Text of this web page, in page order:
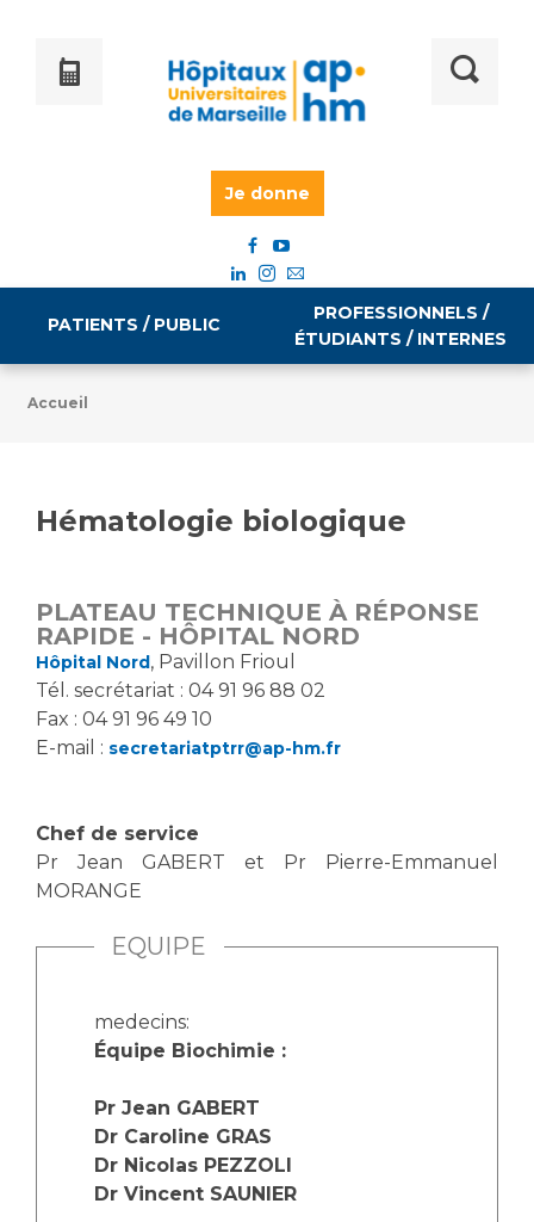
Je donne
PATIENTS / PUBLIC
Tarifs
Vous allez être hospitalisé(e)
Vous avez un examen d'imagerie ou de radiologie
à réaliser
Vous avez une analyse à réaliser
Vous venez en consultation
myaphm, votre espace santé en ligne
Vivre ensemble à l'hôpital
Culture à l'hôpital
Les associations
Livret d'accueil
Transports sanitaires
Vos droits, vos devoirs
PROFESSIONNELS /
ÉTUDIANTS / INTERNES
Emploi / formation
Emplois administratifs
Emplois médicaux
Espace Formation
Étudiants hospitaliers
Emplois techniques et médico-techniques
Emplois socio-éducatifs
Statuts
Stages paramédicaux
La recherche clinique à l'AP-HM
Écoles et Instituts de Formation
Accueil
Hématologie biologique
PLATEAU TECHNIQUE À RÉPONSE
RAPIDE - HÔPITAL NORD
Hôpital Nord, Pavillon Frioul
Tél. secrétariat : 04 91 96 88 02
Fax : 04 91 96 49 10
E-mail : secretariatptrr@ap-hm.fr
Chef de service
Pr Jean GABERT et Pr Pierre-Emmanuel
MORANGE
EQUIPE
medecins:
Équipe Biochimie :
Pr Jean GABERT
Dr Caroline GRAS
Dr Nicolas PEZZOLI
Dr Vincent SAUNIER